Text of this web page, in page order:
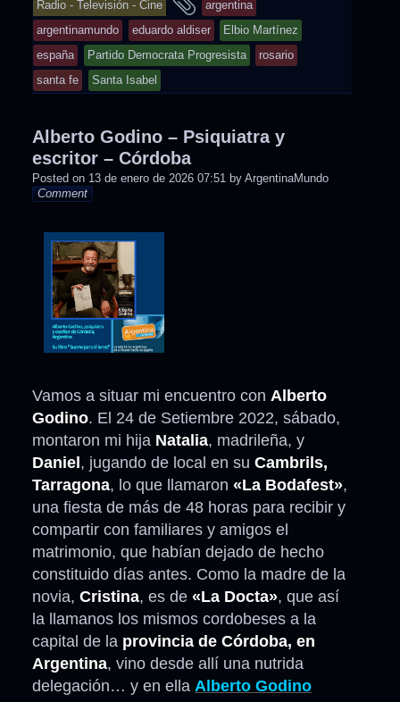
was
posted
in
Radio - Televisión - Cine
tagged
argentina
argentinamundo
eduardo aldiser
Elbio Martínez
españa
Partido Democrata Progresista
rosario
santa fe
Santa Isabel
Alberto Godino – Psiquiatra y
escritor – Córdoba
Posted on 13 de enero de 2026 07:51 by ArgentinaMundo
Comment
Vamos a situar mi encuentro con Alberto
Godino. El 24 de Setiembre 2022, sábado,
montaron mi hija Natalia, madrileña, y
Daniel , jugando de local en su Cambrils,
Tarragona, lo que llamaron «La Bodafest»,
una fiesta de más de 48 horas para recibir y
compartir con familiares y amigos el
matrimonio, que habían dejado de hecho
constituido días antes. Como la madre de la
novia, Cristina, es de «La Docta», que así
la llamanos los mismos cordobeses a la
capital de la provincia de Córdoba, en
Argentina, vino desde allí una nutrida
delegación… y en ella Alberto Godino